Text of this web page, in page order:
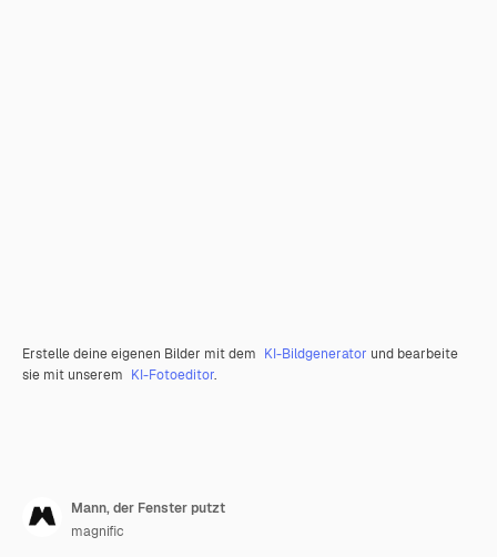
Erstelle deine eigenen Bilder mit dem KI-Bildgenerator und bearbeite
sie mit unserem KI-Fotoeditor.
Mann, der Fenster putzt
magnific